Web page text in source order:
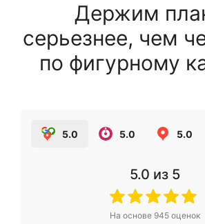
Держим
серьезнее, чем
по фигурному
5.0 5.0 5.0
5.0 из 5
На основе 945оценок